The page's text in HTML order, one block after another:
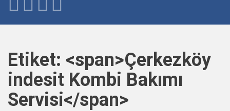
Etiket: <span>Çerkezköy
indesit Kombi Bakımı
Servisi</span>